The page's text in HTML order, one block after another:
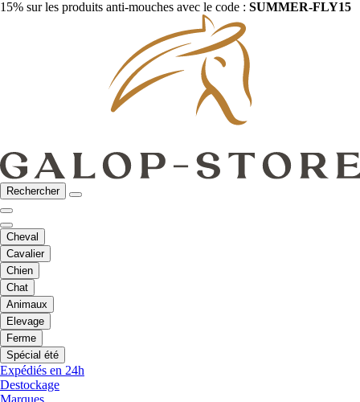
15% sur les produits anti-mouches avec le code : SUMMER-FLY15
Rechercher
Cheval
Cavalier
Chien
Chat
Animaux
Elevage
Ferme
Spécial été
Expédiés en 24h
Destockage